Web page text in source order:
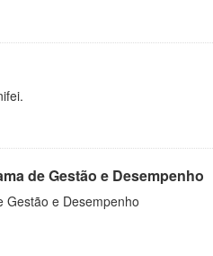
de Gestão e Desempenho
Gestão e Desempenho